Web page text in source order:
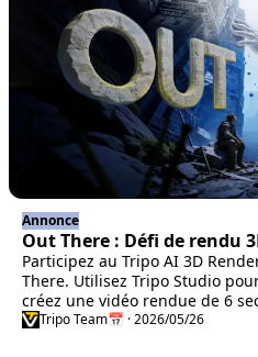
Annonce
Out There : Défi de rendu
Participez au Tripo AI 3D
There. Utilisez Tripo Studio
créez une vidéo rendue de 6
des prix en espèces, des
Tripo Team📅 · 2026/05/26